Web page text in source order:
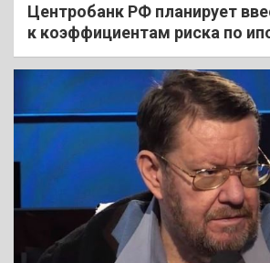
Центробанк РФ планирует
к коэффициентам риска по